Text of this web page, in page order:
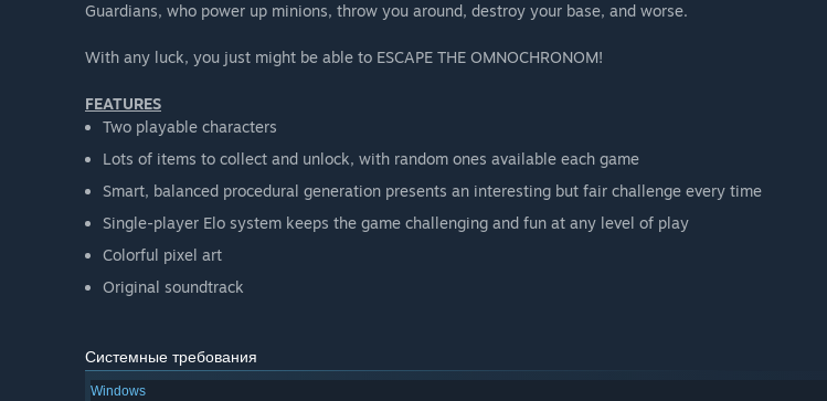
Guardians, who power up minions, throw you around, destroy your base, and worse.
With any luck, you just might be able to ESCAPE THE OMNOCHRONOM!
FEATURES
Two playable characters
Lots of items to collect and unlock, with random ones available each game
Smart, balanced procedural generation presents an interesting but fair challenge every time
Single-player Elo system keeps the game challenging and fun at any level of play
Colorful pixel art
Original soundtrack
Системные требования
Windows